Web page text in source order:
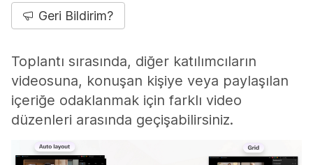
Geri Bildirim?
Toplantı sırasında, diğer katılımcıların
videosuna, konuşan kişiye veya paylaşılan
içeriğe odaklanmak için farklı video
düzenleri arasında geçişabilirsiniz.